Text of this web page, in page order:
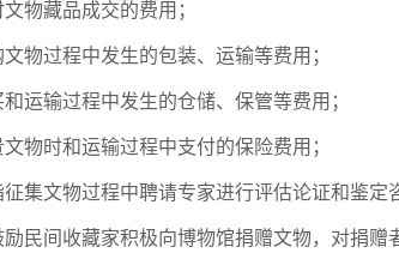
物藏品成交的费用；
物过程中发生的包装、运输等费用；
运输过程中发生的仓储、保管等费用；
物时和运输过程中支付的保险费用；
集文物过程中聘请专家进行评估论证和鉴定
民间收藏家积极向博物馆捐赠文物，对捐赠